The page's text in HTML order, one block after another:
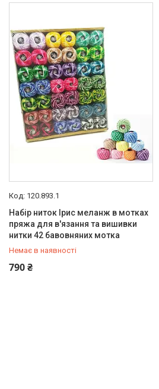
120.893.1
Набір ниток Ірис меланж в мотках
пряжа для в'язання та вишивки
нитки 42 бавовняних мотка
Немає в наявності
790 ₴
+380 (67) 647-30-00